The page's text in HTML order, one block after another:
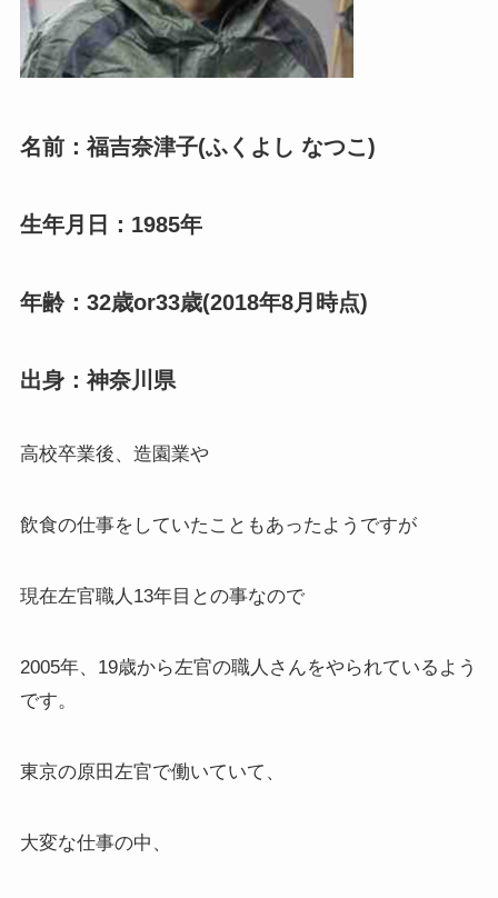
名前：福吉奈津子(ふくよし なつこ)
生年月日：1985年
年齢：32歳or33歳(2018年8月時点)
出身：神奈川県
高校卒業後、造園業や
飲食の仕事をしていたこともあったようですが
現在左官職人13年目との事なので
2005年、19歳から左官の職人さんをやられているよう
です。
東京の原田左官で働いていて、
大変な仕事の中、